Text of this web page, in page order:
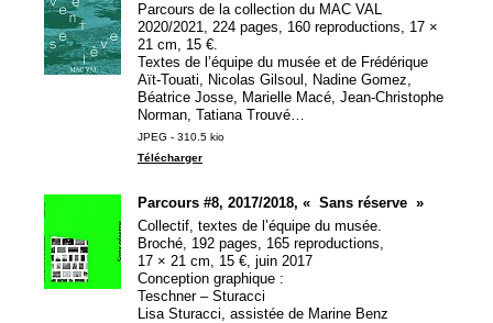
Parcours de la collection du MAC VAL
2020/2021, 224 pages, 160 reproductions, 17 ×
21 cm, 15 €.
Textes de l’équipe du musée et de Frédérique
Aït-Touati, Nicolas Gilsoul, Nadine Gomez,
Béatrice Josse, Marielle Macé, Jean-Christophe
Norman, Tatiana Trouvé…
JPEG - 310.5 kio
Télécharger
Parcours #8, 2017/2018, « Sans réserve »
Collectif, textes de l’équipe du musée.
Broché, 192 pages, 165 reproductions,
17 × 21 cm, 15 €, juin 2017
Conception graphique :
Teschner – Sturacci
Lisa Sturacci, assistée de Marine Benz